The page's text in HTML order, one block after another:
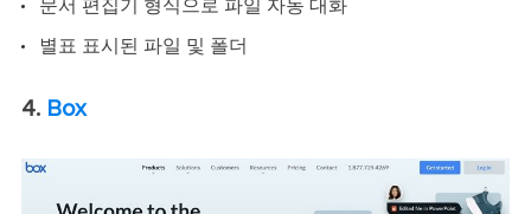
문서 편집기 형식으로 파일 자동 대화
별표 표시된 파일 및 폴더
4. Box